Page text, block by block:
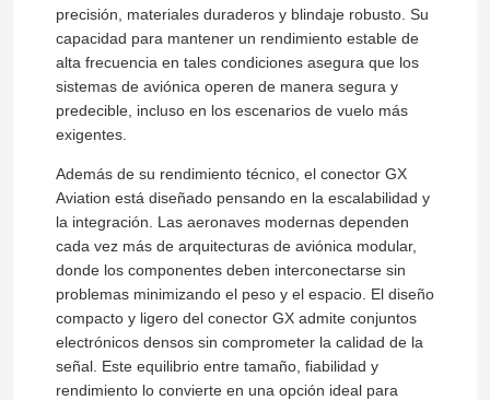
precisión, materiales duraderos y blindaje robusto. Su
capacidad para mantener un rendimiento estable de
alta frecuencia en tales condiciones asegura que los
sistemas de aviónica operen de manera segura y
predecible, incluso en los escenarios de vuelo más
exigentes.
Además de su rendimiento técnico, el conector GX
Aviation está diseñado pensando en la escalabilidad y
la integración. Las aeronaves modernas dependen
cada vez más de arquitecturas de aviónica modular,
donde los componentes deben interconectarse sin
problemas minimizando el peso y el espacio. El diseño
compacto y ligero del conector GX admite conjuntos
electrónicos densos sin comprometer la calidad de la
señal. Este equilibrio entre tamaño, fiabilidad y
rendimiento lo convierte en una opción ideal para